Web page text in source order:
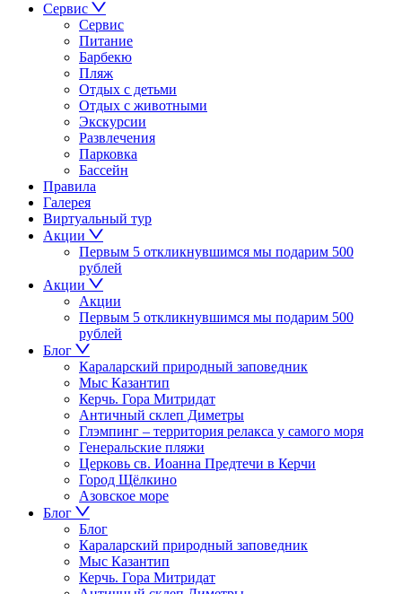
Сервис
Сервис
Питание
Барбекю
Пляж
Отдых с детьми
Отдых с животными
Экскурсии
Развлечения
Парковка
Бассейн
Правила
Галерея
Виртуальный тур
Акции
Первым 5 откликнувшимся мы подарим 500
рублей
Акции
Акции
Первым 5 откликнувшимся мы подарим 500
рублей
Блог
Караларский природный заповедник
Мыс Казантип
Керчь. Гора Митридат
Античный склеп Диметры
Глэмпинг – территория релакса у самого моря
Генеральские пляжи
Церковь св. Иоанна Предтечи в Керчи
Город Щёлкино
Азовское море
Блог
Блог
Караларский природный заповедник
Мыс Казантип
Керчь. Гора Митридат